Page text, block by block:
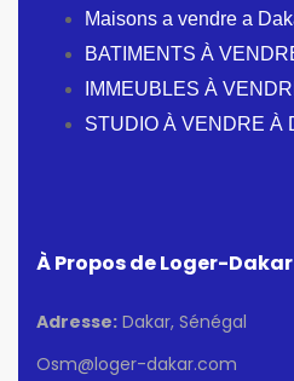
Maisons a vendre a
BATIMENTS À
IMMEUBLES À
STUDIO À VENDRE À
À Propos de Loger-Dakar
Adresse: Dakar, Sénégal
Osm@loger-dakar.com